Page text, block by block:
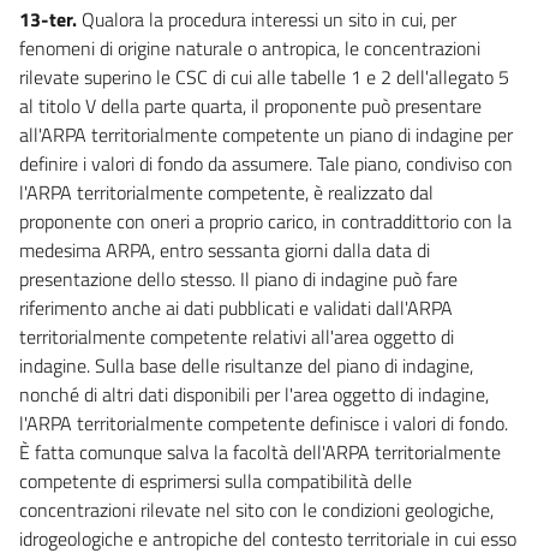
127
CAPO III
CONTROLLO DEGLI SCARICHI
128
129
130
131
132
TITOLO V
SANZIONI
CAPO I
SANZIONI AMMINISTRATIVE
133
134
135
136
CAPO II
13-ter. Qualora la procedura interessi un sito in cui, per
fenomeni di origine naturale o antropica, le concentrazioni
rilevate superino le CSC di cui alle tabelle 1 e 2 dell'allegato 5
al titolo V della parte quarta, il proponente può presentare
all'ARPA territorialmente competente un piano di indagine per
definire i valori di fondo da assumere. Tale piano, condiviso con
l'ARPA territorialmente competente, è realizzato dal
proponente con oneri a proprio carico, in contraddittorio con la
medesima ARPA, entro sessanta giorni dalla data di
presentazione dello stesso. Il piano di indagine può fare
riferimento anche ai dati pubblicati e validati dall'ARPA
territorialmente competente relativi all'area oggetto di
indagine. Sulla base delle risultanze del piano di indagine,
nonché di altri dati disponibili per l'area oggetto di indagine,
l'ARPA territorialmente competente definisce i valori di fondo.
È fatta comunque salva la facoltà dell'ARPA territorialmente
competente di esprimersi sulla compatibilità delle
concentrazioni rilevate nel sito con le condizioni geologiche,
idrogeologiche e antropiche del contesto territoriale in cui esso